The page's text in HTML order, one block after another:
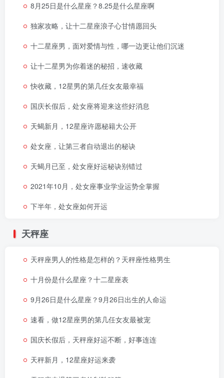
8月25日是什么星座？8.25是什么星座啊
独家攻略，让十二星座浪子心甘情愿回头
十二星座男，面对爱情与性，哪一边更让他们沉迷
让十二星男为你着迷的秘招，速收藏
快收藏，12星男的第几任女友最幸福
国庆长假后，处女座将迎来这些好消息
天蝎新月，12星座许愿秘籍大公开
处女座，让第三者自动退出的秘诀
天蝎月已至，处女座好运秘诀别错过
2021年10月，处女座事业学业运势全掌握
下半年，处女座如何开运
天秤座
天秤座男人的性格是怎样的？天秤座性格男生
十月份是什么星座？十二星座表
9月26日是什么星座？9月26日出生的人命运
速看，做12星座男的第几任女友最被宠
国庆长假后，天秤座好运不断，好事连连
天秤新月，12星座好运来袭